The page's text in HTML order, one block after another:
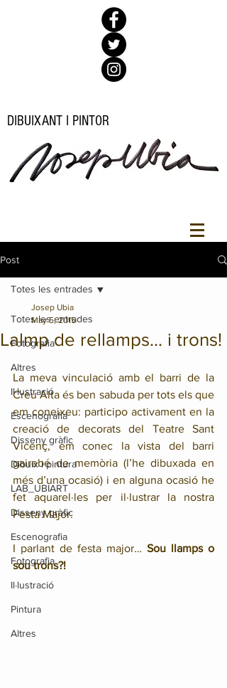
DIBUIXANT I PINTOR
Post
Totes les entrades
Fotografia
Altres
Il·lustració
Escenografia
Disseny gràfic
Dibuix i pintura
LAB_UBIART
Disseny gràfic
Escenografia
Fotografia
Il·lustració
Pintura
Altres
Totes les entrades
Lalmp de rellamps... i trons!
Josep Ubia
May 5, 2015
La meva vinculació amb el barri de la
Creu Alta és ben sabuda per tots els que
em coneixeu: participo activament en la
creació de decorats del Teatre Sant
Vicenç, em conec la vista del barri
gairebé de memòria (l’he dibuxada en
més d’una ocasió) i en alguna ocasió he
fet aquarel·les per il·lustrar la nostra
Festa Major.
I parlant de festa major… Sou llamps o
sou trons?!